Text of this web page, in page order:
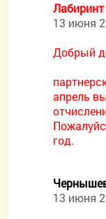
Лабиринт
13 июня
Добрый
апрель
год.
13 июня